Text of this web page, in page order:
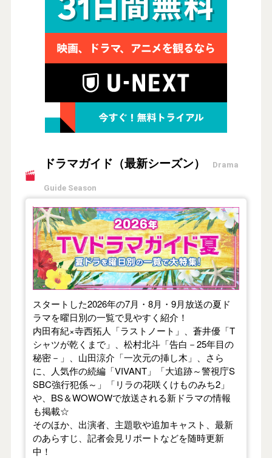
ドラマガイド（最新シーズン） Drama
Guide Season
【2026年夏】TVドラマガイド
スタートした2026年の7月・8月・9月放送の夏ド
ラマを曜日別の一覧で見やすく紹介！
内田有紀×寺西拓人「ラストノート」、蒼井優「T
シャツが乾くまで」、松村北斗「告白－25年目の
秘密－」、山田涼介「一次元の挿し木」、さら
に、人気作の続編「VIVANT」「大追跡～警視庁S
SBC強行犯係～」「リラの花咲くけものみち2」
や、BS＆WOWOWで放送される新ドラマの情報
も掲載☆
そのほか、出演者、主題歌や追加キャスト、最新
のあらすじ、記者会見リポートなどを随時更新
中！